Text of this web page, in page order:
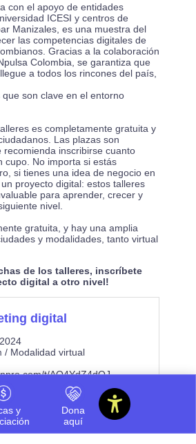
con el apoyo de entidades
ICESI y centros de
Manizales, es una muestra del
las competencias digitales de
Gracias a la colaboración
Colombia, se garantiza que
a todos los rincones del país,
son clave en el entorno
es completamente gratuita y
Las plazas son
recomienda inscribirse cuanto
cupo. No importa si estás
si tienes una idea de negocio en
proyecto digital: estos talleres
para aprender, crecer y
nivel.
gratuita, y hay una amplia
y modalidades, tanto virtual
de los talleres, inscríbete
digital a otro nivel!
digital
/ Modalidad virtual
t/AQ4YdZ4dQJ
de negocio digital
y
Dona
aquí